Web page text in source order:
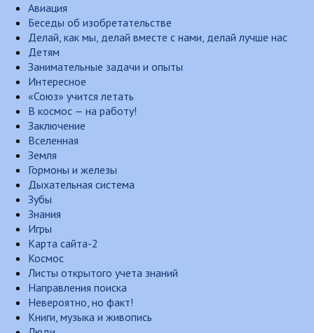
Авиация
Беседы об изобретательстве
Делай, как мы, делай вместе с нами, делай лучше нас
Детям
Занимательные задачи и опыты
Интересное
«Союз» учится летать
В космос — на работу!
Заключение
Вселенная
Земля
Гормоны и железы
Дыхательная система
Зубы
Знания
Игры
Карта сайта-2
Космос
Листы открытого учета знаний
Направления поиска
Невероятно, но факт!
Книги, музыка и живопись